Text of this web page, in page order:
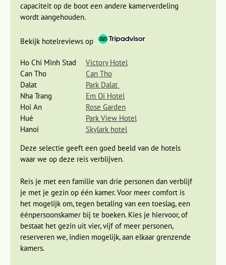
Veel huizen zijn kleurig beschilderd in
worden in het oude centrum niet toegestaan. Sommige oude
Chinese huizen worden nu voor bezoekers opengesteld door
de eigenaren, in de hoop dat ze van de donaties het huis
kunnen restaureren. Zo krijg je een goede indruk van de
de hoofdstraat vind je veel winkeltjes waar zijde kleding
wordt verkocht of op maat gemaakt. Het stadje leent zich
uitstekend voor rondslenteren en genieten van het leven op
straat.
We verblijven hier twee volle dagen, zodat je op je gemak
alles kunt bekijken. Sta 's ochtends eens heel vroeg op en
capaciteit op de boot een andere kamerverdeling
wordt aangehouden.
Bekijk hotelreviews op
Ho Chi Minh Stad
Victory Hotel
Can Tho
Can Tho
Dalat
Park Dalat
Nha Trang
Em Oi Hotel
Hoi An
Rose Garden
Hué
Park View Hotel
Hanoi
Skylark hotel
Deze selectie geeft een goed beeld van de hotels
waar we op deze reis verblijven.
Reis je met een familie van drie personen dan verblijf
je met je gezin op één kamer. Voor meer comfort is
het mogelijk om, tegen betaling van een toeslag, een
éénpersoonskamer bij te boeken. Kies je hiervoor, of
bestaat het gezin uit vier, vijf of meer personen,
reserveren we, indien mogelijk, aan elkaar grenzende
kamers.